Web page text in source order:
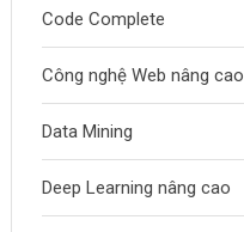
Code Complete
Công nghệ Web nâng cao
Data Mining
Deep Learning nâng cao